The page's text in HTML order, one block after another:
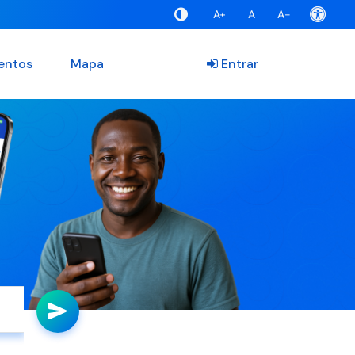
A+ A A-
Mapa Entrar